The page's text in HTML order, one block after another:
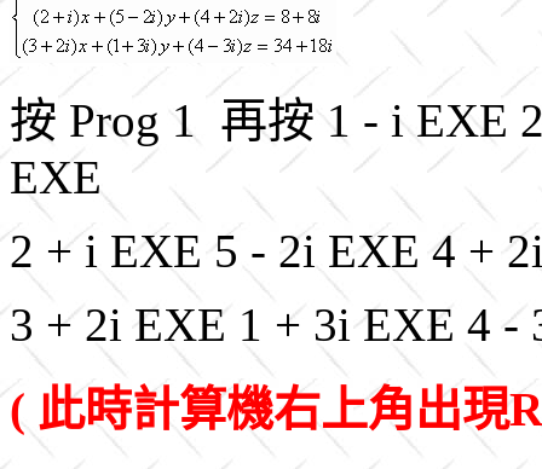
按 Prog 1 再按 1 - i EXE
EXE
2 + i EXE 5 - 2i EXE 4 +
3 + 2i EXE 1 + 3i EXE 4 -
( 此時計算機右上角出現